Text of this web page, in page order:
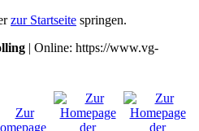
zur Startseite springen.
| Online: https://www.vg-